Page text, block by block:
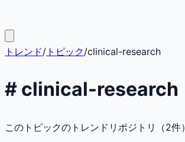
トレンド/ トピック/clinical-research
# clinical-research
このトピックのトレンドリポジトリ（2件）